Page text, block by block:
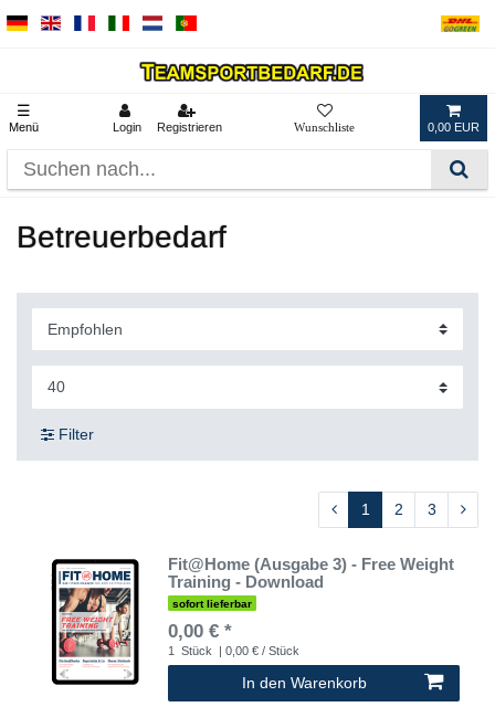
☰
Menü Login Registrieren 0,00 EUR
Betreuerbedarf
Filter
1 2 3
Fit@Home (Ausgabe 3) - Free Weight
Training - Download
sofort lieferbar
0,00 € *
1 Stück | 0,00 € / Stück
In den Warenkorb